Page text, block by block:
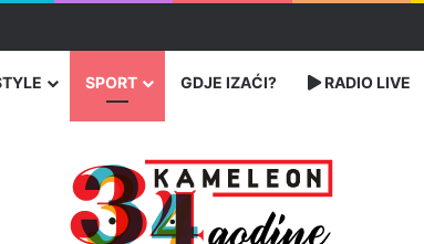
status za Memorijalni centar Srebrenica
SPORT GDJE IZAĆI? RADIO LIVE